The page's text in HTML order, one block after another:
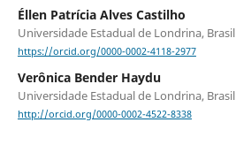
Éllen Patrícia Alves Castilho
Universidade Estadual de Londrina, Brasil
https://orcid.org/0000-0002-4118-2977
Verônica Bender Haydu
Universidade Estadual de Londrina, Brasil
http://orcid.org/0000-0002-4522-8338